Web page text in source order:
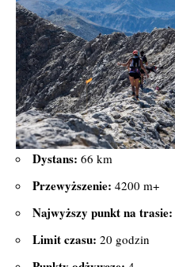
Dystans: 66 km
Przewyższenie: 4200 m+
Najwyższy punkt na trasie:
Limit czasu: 20 godzin